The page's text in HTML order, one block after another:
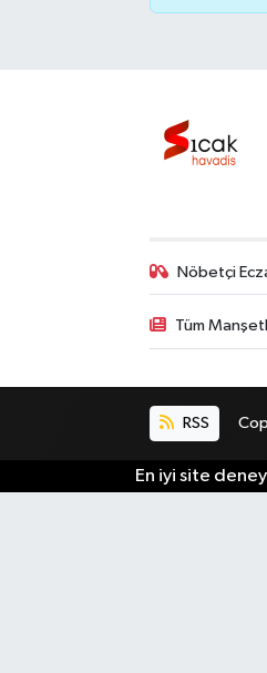
Nöbetçi
Tüm
RSS
En iyi site